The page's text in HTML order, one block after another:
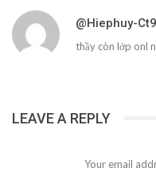
@hiephuy-
thầy còn lớp onl
LEAVE A REPLY
Your email